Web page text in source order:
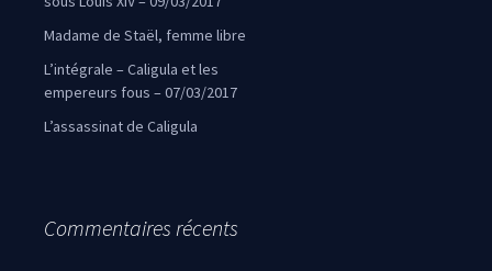
Madame de Staël, femme libre
L’intégrale – Caligula et les
empereurs fous – 07/03/2017
L’assassinat de Caligula
Commentaires récents